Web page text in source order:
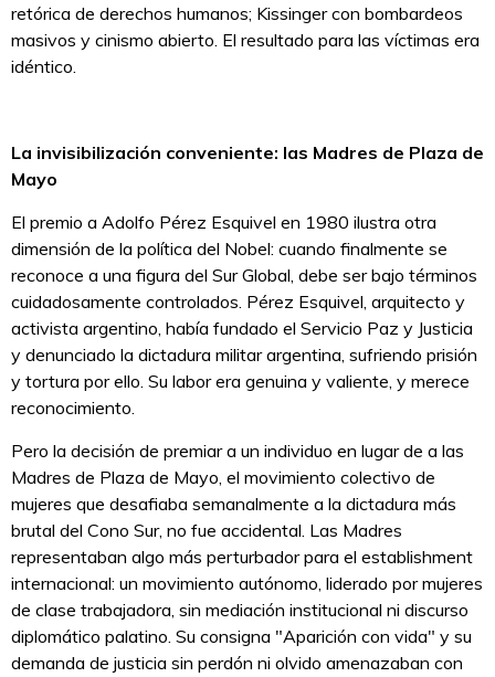
retórica de derechos humanos; Kissinger con bombardeos
masivos y cinismo abierto. El resultado para las víctimas era
idéntico.
La invisibilización conveniente: las Madres de Plaza de
Mayo
El premio a Adolfo Pérez Esquivel en 1980 ilustra otra
dimensión de la política del Nobel: cuando finalmente se
reconoce a una figura del Sur Global, debe ser bajo términos
cuidadosamente controlados. Pérez Esquivel, arquitecto y
activista argentino, había fundado el Servicio Paz y Justicia
y denunciado la dictadura militar argentina, sufriendo prisión
y tortura por ello. Su labor era genuina y valiente, y merece
reconocimiento.
Pero la decisión de premiar a un individuo en lugar de a las
Madres de Plaza de Mayo, el movimiento colectivo de
mujeres que desafiaba semanalmente a la dictadura más
brutal del Cono Sur, no fue accidental. Las Madres
representaban algo más perturbador para el establishment
internacional: un movimiento autónomo, liderado por mujeres
de clase trabajadora, sin mediación institucional ni discurso
diplomático palatino. Su consigna "Aparición con vida" y su
demanda de justicia sin perdón ni olvido amenazaban con